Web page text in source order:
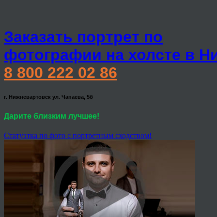
Заказать портрет по
фотографии на холсте в
8 800 222 02 86
г. Нижневартовск ул. Чапаева, 5б
Дарите близким лучшее!
Статуэтка по фото с портретным сходством!